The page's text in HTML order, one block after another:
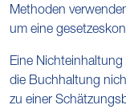
Methoden
um eine
Eine
die Buchhaltung
zu einer